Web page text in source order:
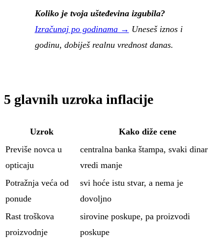
Koliko je tvoja ušteđevina izgubila?
Izračunaj po godinama → Uneseš iznos i
godinu, dobiješ realnu vrednost danas.
5 glavnih uzroka inflacije
Uzrok
Kako diže cene
Previše novca u
opticaju
centralna banka štampa, svaki dinar
vredi manje
Potražnja veća od
ponude
svi hoće istu stvar, a nema je
dovoljno
Rast troškova
proizvodnje
sirovine poskupe, pa proizvodi
poskupe